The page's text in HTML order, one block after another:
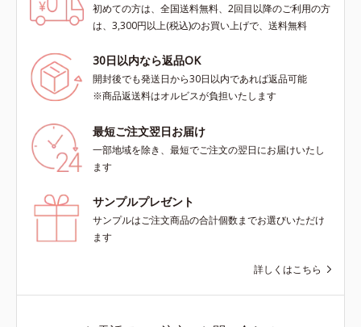
初めての方は、全国送料無料、2回目以降のご利用の方
は、3,300円以上(税込)のお買い上げで、送料無料
30日以内なら返品OK
開封後でも発送日から30日以内であれば返品可能
※商品返送料はオルビスが負担いたします
最短ご注文翌日お届け
一部地域を除き、最短でご注文の翌日にお届けいたし
ます
サンプルプレゼント
サンプルはご注文商品の合計個数までお選びいただけ
ます
詳しくはこちら